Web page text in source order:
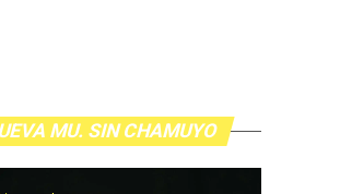
MU. SIN CHAMUYO